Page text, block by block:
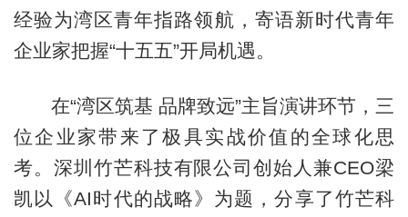
经验为湾区青年指路领航，寄语新时代青年
企业家把握“十五五”开局机遇。
在“湾区筑基 品牌致远”主旨演讲环节，三
位企业家带来了极具实战价值的全球化思
考。深圳竹芒科技有限公司创始人兼CEO梁
凯以《AI时代的战略》为题，分享了竹芒科